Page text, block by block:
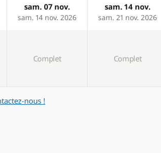
sam. 07 nov.
sam. 14 nov. 2026
sam. 14 nov.
sam. 21 nov. 2026
Complet Complet
nous !